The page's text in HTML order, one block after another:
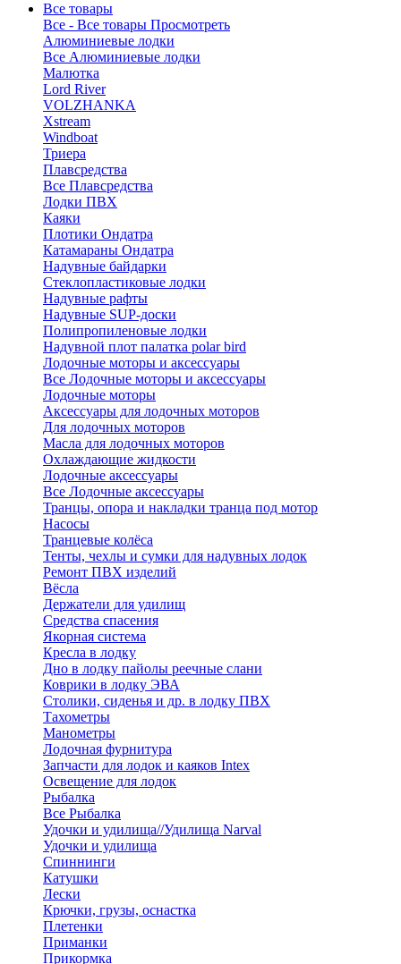
Все товары
Все - Все товары Просмотреть
Алюминиевые лодки
Все Алюминиевые лодки
Малютка
Lord River
VOLZHANKA
Xstream
Windboat
Триера
Плавсредства
Все Плавсредства
Лодки ПВХ
Каяки
Плотики Ондатра
Катамараны Ондатра
Надувные байдарки
Стеклопластиковые лодки
Надувные рафты
Надувные SUP-доски
Полипропиленовые лодки
Надувной плот палатка polar bird
Лодочные моторы и аксессуары
Все Лодочные моторы и аксессуары
Лодочные моторы
Аксессуары для лодочных моторов
Для лодочных моторов
Масла для лодочных моторов
Охлаждающие жидкости
Лодочные аксессуары
Все Лодочные аксессуары
Транцы, опора и накладки транца под мотор
Насосы
Транцевые колёса
Тенты, чехлы и сумки для надувных лодок
Ремонт ПВХ изделий
Вёсла
Держатели для удилищ
Средства спасения
Якорная система
Кресла в лодку
Дно в лодку пайолы реечные слани
Коврики в лодку ЭВА
Столики, сиденья и др. в лодку ПВХ
Тахометры
Манометры
Лодочная фурнитура
Запчасти для лодок и каяков Intex
Освещение для лодок
Рыбалка
Все Рыбалка
Удочки и удилища//Удилища Narval
Удочки и удилища
Спиннинги
Катушки
Лески
Крючки, грузы, оснастка
Плетенки
Приманки
Прикормка